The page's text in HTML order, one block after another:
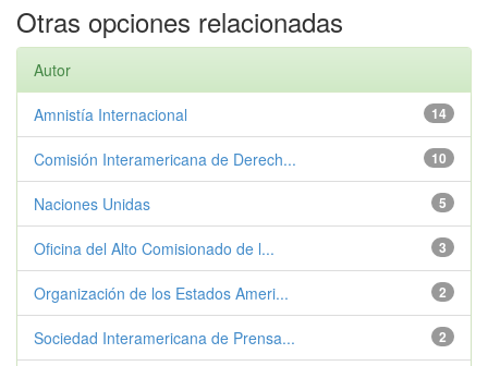
Otras opciones relacionadas
Autor
14
Amnistía Internacional
10
Comisión Interamericana de Derech...
5
Naciones Unidas
3
Oficina del Alto Comisionado de l...
2
Organización de los Estados Ameri...
2
Sociedad Interamericana de Prensa...